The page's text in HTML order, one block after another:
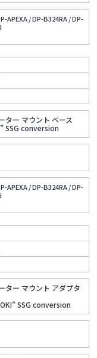
APEXA /DP-B324RA /DP-
ター マウント ベース
SSG conversion
APEXA /DP-B324RA /DP-
ター マウント アダプタ
SSG conversion